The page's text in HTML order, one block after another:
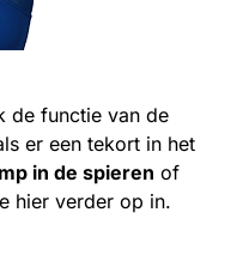
de functie van de
er een tekort in het
in de spieren of
hier verder op in.